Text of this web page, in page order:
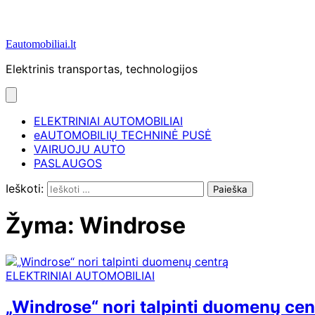
Eautomobiliai.lt
Elektrinis transportas, technologijos
ELEKTRINIAI AUTOMOBILIAI
eAUTOMOBILIŲ TECHNINĖ PUSĖ
VAIRUOJU AUTO
PASLAUGOS
Ieškoti:
Žyma: Windrose
ELEKTRINIAI AUTOMOBILIAI
„Windrose“ nori talpinti duomenų